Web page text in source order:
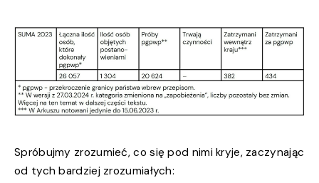
Spróbujmy zrozumieć, co się pod nimi kryje, zaczynając
od tych bardziej zrozumiałych: